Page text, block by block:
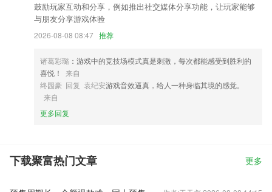
鼓励玩家互动和分享，例如推出社交媒体分享功能，让玩家能够
与朋友分享游戏体验
2026-08-08 08:47 推荐
诸葛彩璐 ：游戏中的竞技场模式真是刺激，每次都能感受到胜利的
喜悦！
来自
终园豪 回复 袁纪安游戏音效逼真，给人一种身临其境的感觉。
来自
更多回复
下载聚富热门文章 更多